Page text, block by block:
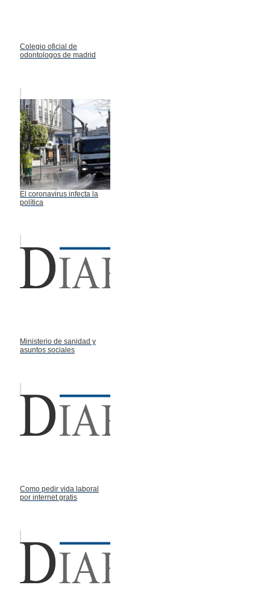
Colegio oficial de
odontologos de madrid
El coronavirus infecta la
política
Ministerio de sanidad y
asuntos sociales
Como pedir vida laboral
por internet gratis